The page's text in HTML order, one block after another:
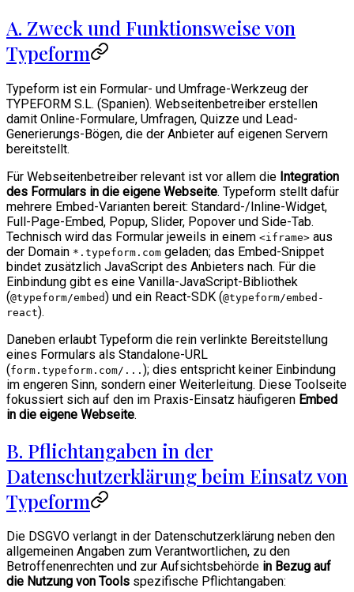
A. Zweck und Funktionsweise von
Typeform
Typeform ist ein Formular- und Umfrage-Werkzeug der
TYPEFORM S.L. (Spanien). Webseitenbetreiber erstellen
damit Online-Formulare, Umfragen, Quizze und Lead-
Generierungs-Bögen, die der Anbieter auf eigenen Servern
bereitstellt.
Für Webseitenbetreiber relevant ist vor allem die Integration
des Formulars in die eigene Webseite. Typeform stellt dafür
mehrere Embed-Varianten bereit: Standard-/Inline-Widget,
Full-Page-Embed, Popup, Slider, Popover und Side-Tab.
Technisch wird das Formular jeweils in einem <iframe> aus
der Domain *.typeform.com geladen; das Embed-Snippet
bindet zusätzlich JavaScript des Anbieters nach. Für die
Einbindung gibt es eine Vanilla-JavaScript-Bibliothek
(@typeform/embed) und ein React-SDK (@typeform/embed-
react).
Daneben erlaubt Typeform die rein verlinkte Bereitstellung
eines Formulars als Standalone-URL
(form.typeform.com/... ); dies entspricht keiner Einbindung
im engeren Sinn, sondern einer Weiterleitung. Diese Toolseite
fokussiert sich auf den im Praxis-Einsatz häufigeren Embed
in die eigene Webseite.
B. Pflichtangaben in der
Datenschutzerklärung beim Einsatz von
Typeform
Die DSGVO verlangt in der Datenschutzerklärung neben den
allgemeinen Angaben zum Verantwortlichen, zu den
Betroffenenrechten und zur Aufsichtsbehörde in Bezug auf
die Nutzung von Tools spezifische Pflichtangaben: